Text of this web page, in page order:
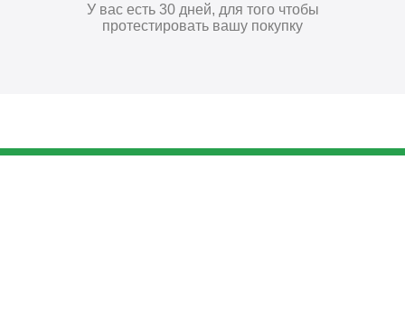
У вас есть 30 дней, для того чтобы
протестировать вашу покупку